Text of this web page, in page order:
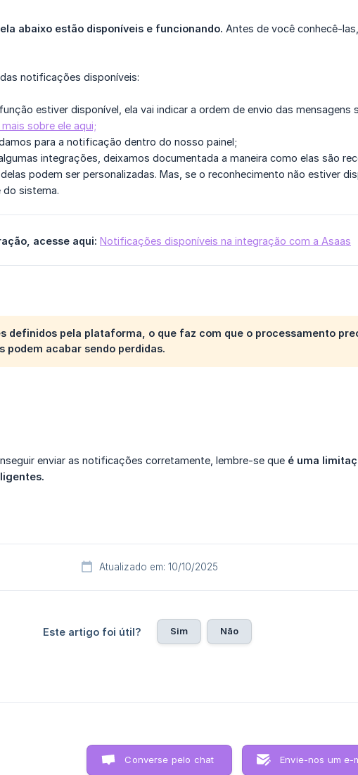
abaixo estão disponíveis e funcionando. Antes de você conhecê-
notificações disponíveis:
estiver disponível, ela vai indicar a ordem de envio das mensagens
mais sobre ele aqui;
para a notificação dentro do nosso painel;
integrações, deixamos documentada a maneira como elas são
podem ser personalizadas. Mas, se o reconhecimento não estiver
do sistema.
acesse aqui: Notificações disponíveis na integração com a Asaas
definidos pela plataforma, o que faz com que o processamento
acabar sendo perdidas.
enviar as notificações corretamente, lembre-se que é uma
Atualizado em: 10/10/2025
Este artigo foi útil? Sim Não
Converse pelo chat Envie-nos um e-